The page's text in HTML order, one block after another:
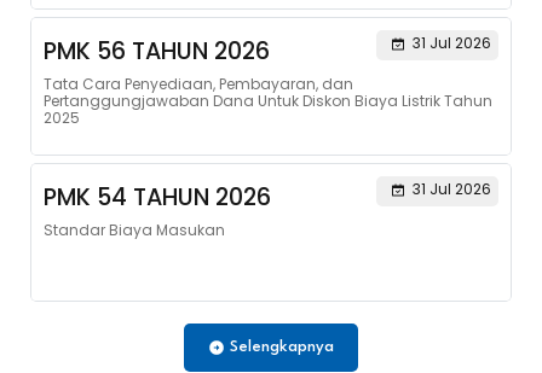
PMK 56 TAHUN 2026
31 Jul 2026
Tata Cara Penyediaan, Pembayaran, dan
Pertanggungjawaban Dana Untuk Diskon Biaya Listrik Tahun
2025
PMK 54 TAHUN 2026
31 Jul 2026
Standar Biaya Masukan
Selengkapnya